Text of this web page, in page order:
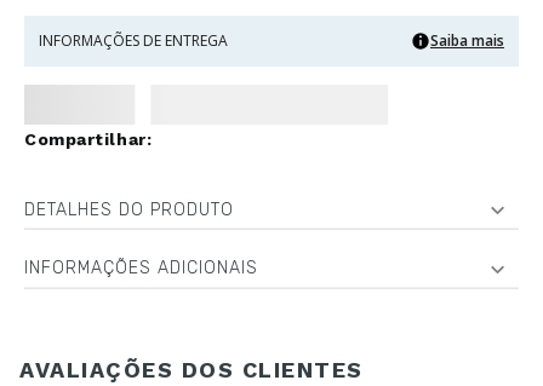
INFORMAÇÕES DE ENTREGA Saiba mais
DETALHES DO PRODUTO
INFORMAÇÕES ADICIONAIS